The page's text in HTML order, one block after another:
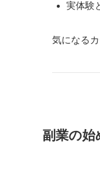
実体験
気になる
副業の始